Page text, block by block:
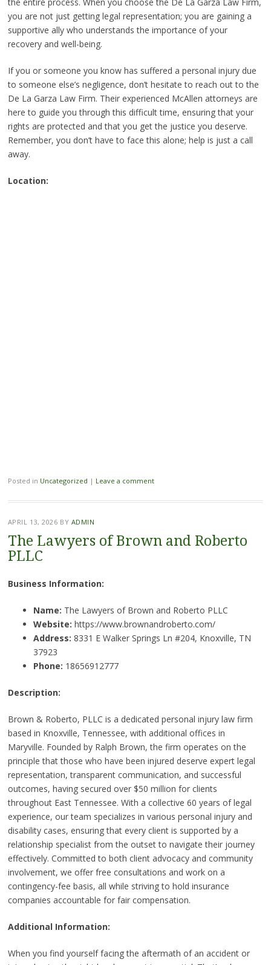
you are not just getting legal representation; you are gaining a
supportive ally who understands the importance of your
recovery and well-being.
If you or someone you know has suffered a personal injury due
to someone else’s negligence, don’t hesitate to reach out to the
De La Garza Law Firm. Their experienced McAllen attorneys are
here to guide you through this difficult time, ensuring that your
rights are protected and that you get the justice you deserve.
Remember, you don’t have to face this alone; help is just a call
away.
Location:
Posted in Uncategorized | Leave a comment
APRIL 13, 2026 BY ADMIN
The Lawyers of Brown and Roberto
PLLC
Business Information:
Name: The Lawyers of Brown and Roberto PLLC
Website: https://www.brownandroberto.com/
Address: 8331 E Walker Springs Ln #204, Knoxville, TN
37923
Phone: 18656912777
Description:
Brown & Roberto, PLLC is a dedicated personal injury law firm
based in Knoxville, Tennessee, with additional offices in
Maryville. Founded by Ralph Brown, the firm operates on the
principle that those who have been injured deserve expert legal
representation, transparent communication, and successful
outcomes, having secured over $50 million for clients
throughout East Tennessee. With a collective 60 years of legal
experience, our team specializes in various personal injury and
disability cases, ensuring that every client is supported by a
relationship specialist from the outset to navigate their journey
effectively. Committed to both client advocacy and community
involvement, we offer free consultations and work on a
contingency-fee basis, all while striving to hold insurance
companies accountable for fair compensation.
Additional Information:
When you find yourself facing the aftermath of an accident or